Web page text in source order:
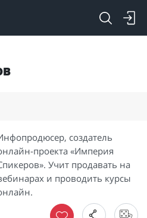
создатель
проекта «Империя
Учит продавать на
и проводить курсы